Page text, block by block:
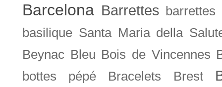
Barcelona Barrettes barrettes
basilique Santa Maria della
Beynac Bleu Bois de Vincennes
bottes pépé
Bracelets Brest